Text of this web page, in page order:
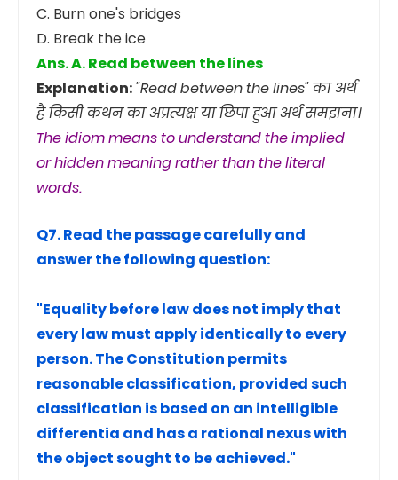
C. Burn one's bridges
D. Break the ice
Ans. A. Read between the lines
Explanation:"Read between the lines" का अर्थ
है किसी कथन का अप्रत्यक्ष या छिपा हुआ अर्थ समझना।
The idiom means to understand the implied
or hidden meaning rather than the literal
words.
Q7. Read the passage carefully and
answer the following question:
"Equality before law does not imply that
every law must apply identically to every
person. The Constitution permits
reasonable classification, provided such
classification is based on an intelligible
differentia and has a rational nexus with
the object sought to be achieved."